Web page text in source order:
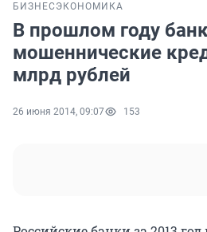
БИЗНЕС ЭКОНОМИКА
В прошлом году
мошеннические
млрд рублей
26 июня 2014, 09:07 153